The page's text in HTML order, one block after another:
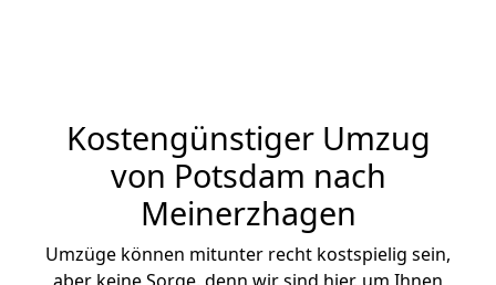
Kostengünstiger Umzug
von Potsdam nach
Meinerzhagen
Umzüge können mitunter recht kostspielig sein,